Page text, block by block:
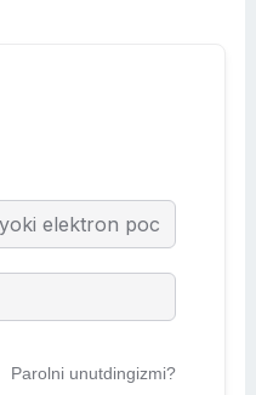
Parolni unutdingizmi?